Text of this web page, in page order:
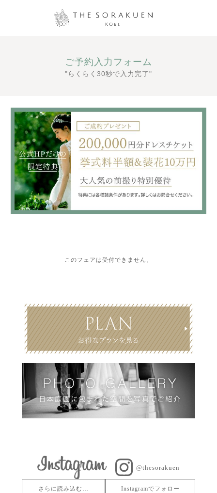
ご予約入力フォーム
"らくらく30秒で入力完了"
このフェアは受付できません。
@thesorakuen
さらに読み込む… Instagramでフォロー